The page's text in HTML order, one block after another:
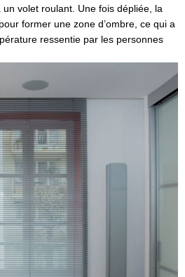
volet roulant. Une fois dépliée, la
former une zone d’ombre, ce qui a
ressentie par les personnes